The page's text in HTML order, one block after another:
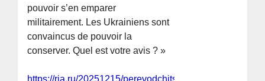
pouvoir s’en emparer
militairement. Les Ukrainiens sont
convaincus de pouvoir la
conserver. Quel est votre avis ? »